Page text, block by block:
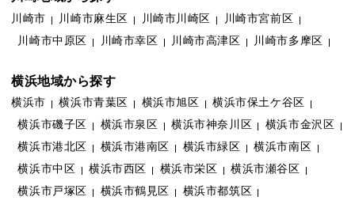
川崎市 川崎市麻生区 川崎市川崎区
川崎市宮前区
川崎市中原区
川崎市幸区 川崎市高津区 川崎市多摩区
横浜地域から探す
横浜市 横浜市青葉区 横浜市旭区
横浜市保土ケ谷区
横浜市磯子区
横浜市泉区 横浜市神奈川区
横浜市金沢区
横浜市港北区
横浜市港南区 横浜市緑区
横浜市南区
横浜市中区
横浜市西区 横浜市栄区
横浜市瀬谷区
横浜市戸塚区
横浜市鶴見区 横浜市都筑区